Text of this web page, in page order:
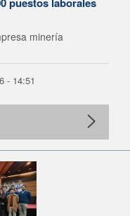
minería
- 14:51